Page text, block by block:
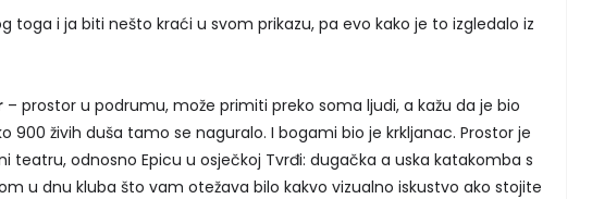
toga i ja biti nešto kraći u svom prikazu, pa evo kako je to izgledalo iz
– prostor u podrumu, može primiti preko soma ljudi, a kažu da je bio
900 živih duša tamo se naguralo. I bogami bio je krkljanac. Prostor je
teatru, odnosno Epicu u osječkoj Tvrđi: dugačka a uska katakomba s
u dnu kluba što vam otežava bilo kakvo vizualno iskustvo ako stojite